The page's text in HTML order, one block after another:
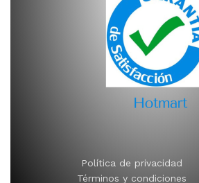
Política de privacidad
Términos y condiciones